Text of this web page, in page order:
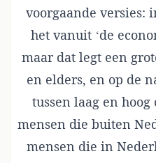
voorgaande versies:
het vanuit ‘de
maar dat legt een
en elders, en op de
tussen laag en
mensen die buiten
mensen die in